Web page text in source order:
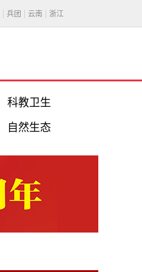
兵团 云南 浙江
科教卫生
自然生态